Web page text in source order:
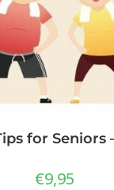
for Seniors
€9,95